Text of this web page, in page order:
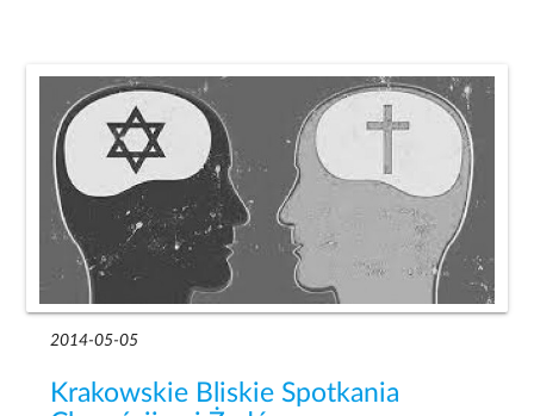
2014-05-05
Krakowskie Bliskie Spotkania